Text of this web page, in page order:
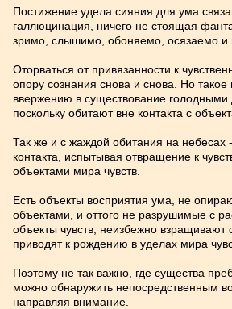
Постижение удела сияния для ума
галлюцинация, ничего не стоящая
зримо, слышимо, обоняемо, осязаемо и
Оторваться от привязанности к
опору сознания снова и снова. Но такое
ввержению в существование голодными
поскольку обитают вне контакта с
Так же и с жаждой обитания на
контакта, испытывая отвращение к
объектами мира чувств.
Есть объекты восприятия ума, не
объектами, и оттого не разрушимые с
объекты чувств, неизбежно
приводят к рождению в уделах мира
Поэтому не так важно, где существа
можно обнаружить непосредственным
направляя внимание.